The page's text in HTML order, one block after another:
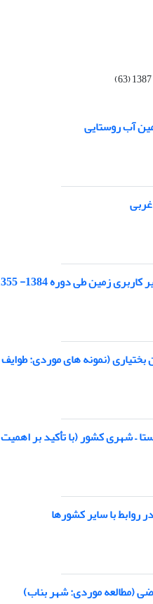
آب روستایی
دوره 1384- 1355(1975-2005)
(نمونه های موردی:
– شهری کشور (با تأکید بر
روابط با سایر کشورها
(مطالعه موردی: شهر بناب)